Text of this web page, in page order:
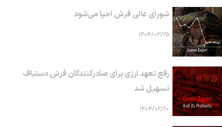
شورای عالی فرش احیا می‌شود
۱۴۰۴/۰۳/۲۵
رفع تعهد ارزی برای صادرکنندگان فرش دستباف
تسهیل شد
۱۴۰۴/۰۲/۲۰